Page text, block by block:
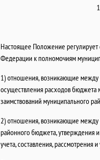
Настоящее Положение
Федерации к полномочиям
1) отношения, возникающие
осуществления расходов
заимствований муниципального
2) отношения, возникающие между
районного бюджета, утверждения
учета, составления, рассмотрения